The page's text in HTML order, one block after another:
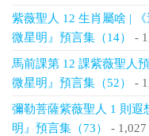
紫薇聖人 12 生肖屬啥 |
微星明』預言集（14）
-
馬前課第 12 課紫薇聖人
微星明』預言集（52）
-
彌勒菩薩紫薇聖人 1 則遐
明』預言集（73）
-